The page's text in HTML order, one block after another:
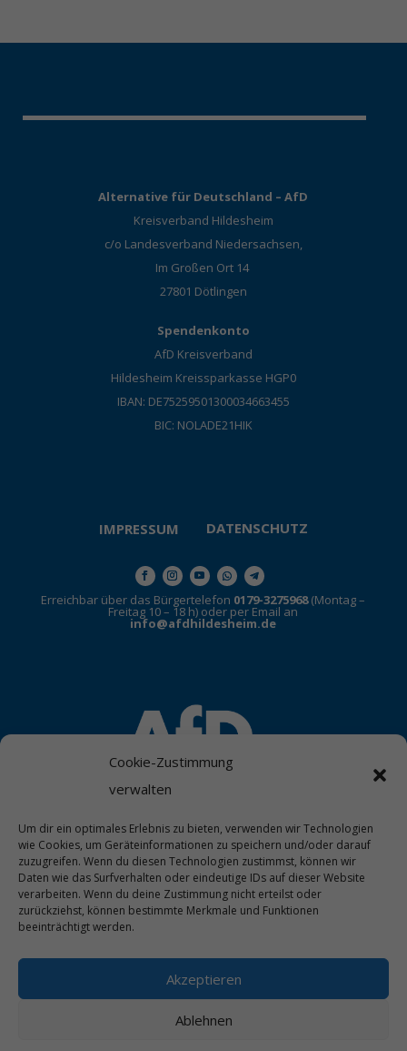
Cookie-Zustimmung
verwalten
Um dir ein optimales Erlebnis zu bieten, verwenden wir Technologien
wie Cookies, um Geräteinformationen zu speichern und/oder darauf
zuzugreifen. Wenn du diesen Technologien zustimmst, können wir
Daten wie das Surfverhalten oder eindeutige IDs auf dieser Website
verarbeiten. Wenn du deine Zustimmung nicht erteilst oder
zurückziehst, können bestimmte Merkmale und Funktionen
beeinträchtigt werden.
Akzeptieren
Ablehnen
Alternative für Deutschland – AfD
Kreisverband Hildesheim
c/o Landesverband Niedersachsen,
Im Großen Ort 14
27801 Dötlingen
Spendenkonto
AfD Kreisverband
Hildesheim Kreissparkasse HGP0
IBAN: DE75259501300034663455
BIC: NOLADE21HIK
IMPRESSUM DATENSCHUTZ
Erreichbar über das Bürgertelefon 0179-3275968(Montag –
Freitag 10 – 18 h) oder per Email an
info@afdhildesheim.de